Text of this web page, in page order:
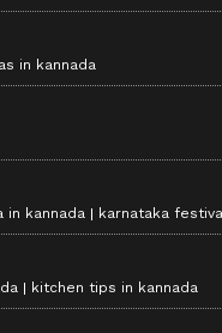
in kannada
in kannada karnataka
kitchen tips in kannada